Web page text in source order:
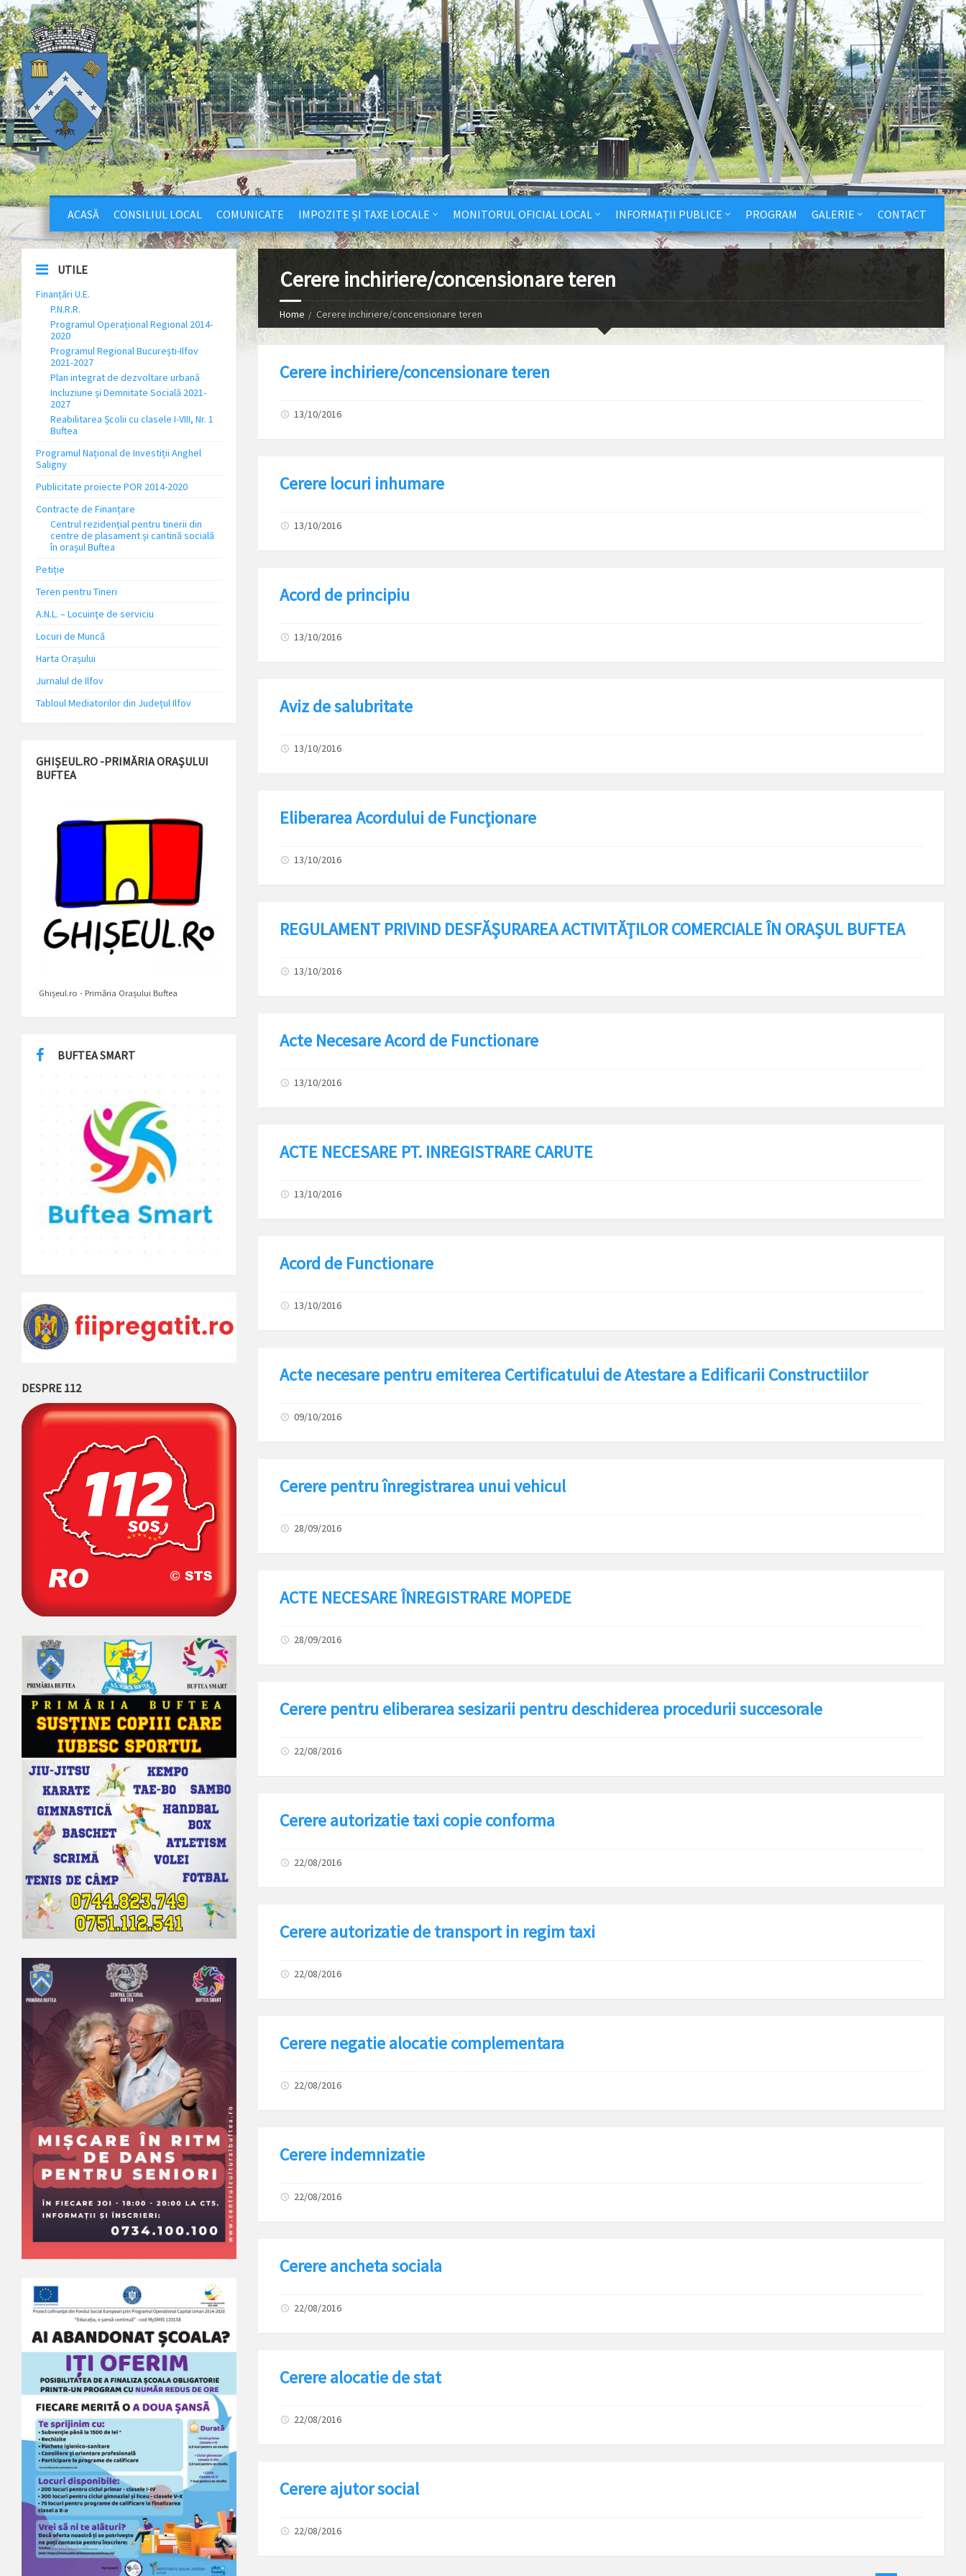
ACASĂ CONSILIUL LOCAL COMUNICATE IMPOZITE ȘI TAXE LOCALE MONITORUL OFICIAL LOCAL INFORMAȚII PUBLICE PROGRAM GALERIE CONTACT
Cerere inchiriere/concensionare teren
Home Cerere inchiriere/concensionare teren
Cerere inchiriere/concensionare teren
13/10/2016
Cerere locuri inhumare
13/10/2016
Acord de principiu
13/10/2016
Aviz de salubritate
13/10/2016
Eliberarea Acordului de Funcţionare
13/10/2016
REGULAMENT PRIVIND DESFĂŞURAREA ACTIVITĂŢILOR COMERCIALE ÎN ORAŞUL BUFTEA
13/10/2016
Acte Necesare Acord de Functionare
13/10/2016
ACTE NECESARE PT. INREGISTRARE CARUTE
13/10/2016
Acord de Functionare
13/10/2016
Acte necesare pentru emiterea Certificatului de Atestare a Edificarii Constructiilor
09/10/2016
Cerere pentru înregistrarea unui vehicul
28/09/2016
ACTE NECESARE ÎNREGISTRARE MOPEDE
28/09/2016
Cerere pentru eliberarea sesizarii pentru deschiderea procedurii succesorale
22/08/2016
Cerere autorizatie taxi copie conforma
22/08/2016
Cerere autorizatie de transport in regim taxi
22/08/2016
Cerere negatie alocatie complementara
22/08/2016
Cerere indemnizatie
22/08/2016
Cerere ancheta sociala
22/08/2016
Cerere alocatie de stat
22/08/2016
Cerere ajutor social
22/08/2016
UTILE
Finanțări U.E.
P.N.R.R.
Programul Operațional Regional 2014-
2020
Programul Regional București-Ilfov
2021-2027
Plan integrat de dezvoltare urbană
Incluziune și Demnitate Socială 2021-
2027
Reabilitarea Școlii cu clasele I-VIII, Nr. 1
Buftea
Programul Național de Investiții Anghel
Saligny
Publicitate proiecte POR 2014-2020
Contracte de Finanțare
Centrul rezidențial pentru tinerii din
centre de plasament și cantină socială
în orașul Buftea
Petiție
Teren pentru Tineri
A.N.L. – Locuinţe de serviciu
Locuri de Muncă
Harta Orașului
Jurnalul de Ilfov
Tabloul Mediatorilor din Județul Ilfov
GHIȘEUL.RO -PRIMĂRIA ORAȘULUI
BUFTEA
Ghișeul.ro - Primăria Orașului Buftea
BUFTEA SMART
DESPRE 112